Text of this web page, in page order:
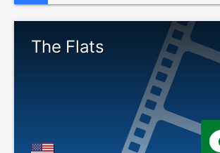
The Flats